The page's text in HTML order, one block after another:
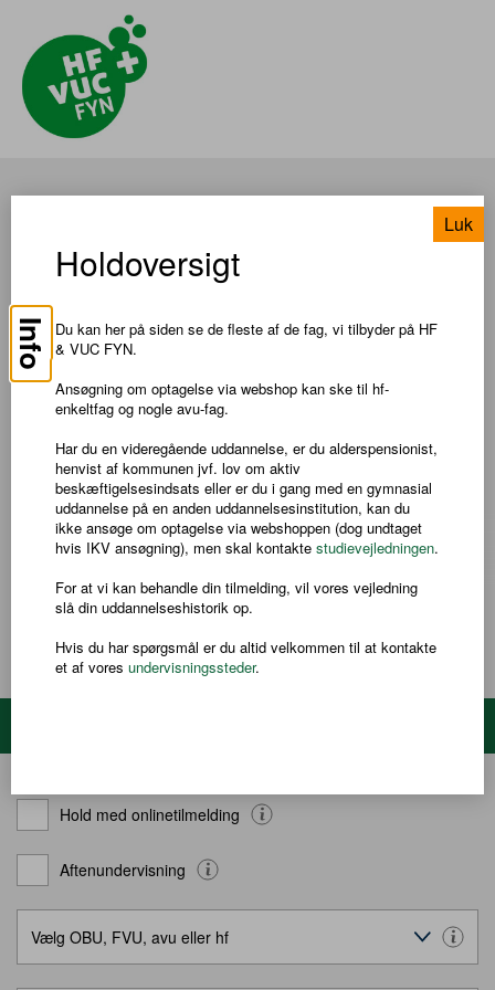
DANSK, 1
TIL SØGNING
Pris: DKK 0,00
Om faget
læser og staver korte, enkle ord og tekster.
Læs mere om faget påUddannelsesguiden
Adgangskrav
Du skal som hovedregel være fyldt 25 år, men der er undtagelser.
Inden du starter får du tilbudt en test og en samtale med en
vejleder, som vurderer, hvilket trin du skal starte på.
LÆS MERE
Hold med onlinetilmelding
Aftenundervisning
Vælg OBU, FVU, avu eller hf
Info
Holdoversigt
Du kan her på siden se de fleste af de fag, vi tilbyder på HF
& VUC FYN.
Ansøgning om optagelse via webshop kan ske til hf-
enkeltfag og nogle avu-fag.
Har du en videregående uddannelse, er du alderspensionist,
henvist af kommunen jvf. lov om aktiv
beskæftigelsesindsats eller er du i gang med en gymnasial
uddannelse på en anden uddannelsesinstitution, kan du
ikke ansøge om optagelse via webshoppen (dog undtaget
hvis IKV ansøgning), men skal kontakte studievejledningen.
For at vi kan behandle din tilmelding, vil vores vejledning
slå din uddannelseshistorik op.
Hvis du har spørgsmål er du altid velkommen til at kontakte
et af vores undervisningssteder.
Luk